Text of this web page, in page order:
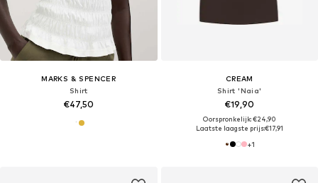
MARKS & SPENCER
Shirt
€47,50
CREAM
Shirt 'Naia'
€19,90
Oorspronkelijk: €24,90
Laatste laagste prijs:€17,91
+1